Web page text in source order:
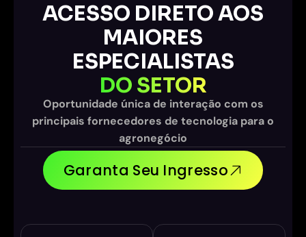
ACESSO DIRETO AOS
MAIORES
ESPECIALISTAS
DO SETOR
Oportunidade única de interação com os
principais fornecedores de tecnologia para o
agronegócio
Garanta Seu Ingresso